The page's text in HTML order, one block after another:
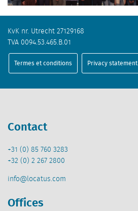
KvK nr. Utrecht 27129168
TVA 0094.53.465.B.01
Termes et conditions Privacy statement
Contact
+31 (0) 85 760 3283
+32 (0) 2 267 2800
info@locatus.com
Offices